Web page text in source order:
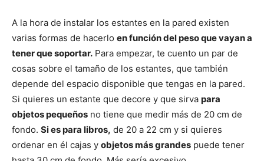
A la hora de instalar los estantes en la pared existen
varias formas de hacerlo en función del peso que vayan a
tener que soportar. Para empezar, te cuento un par de
cosas sobre el tamaño de los estantes, que también
depende del espacio disponible que tengas en la pared.
Si quieres un estante que decore y que sirva para
objetos pequeños no tiene que medir más de 20 cm de
fondo. Si es para libros, de 20 a 22 cm y si quieres
ordenar en él cajas y objetos más grandes puede tener